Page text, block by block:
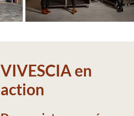
VIVESCIA en
action